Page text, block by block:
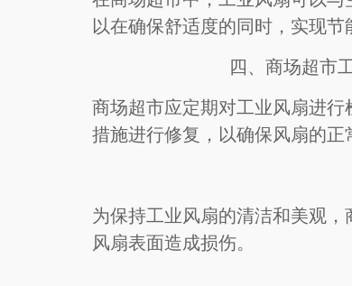
以在确保舒适度的同时，实现节
四、商场超市
商场超市应定期对工业风扇进
措施进行修复，以确保风扇的正
为保持工业风扇的清洁和美观
风扇表面造成损伤。